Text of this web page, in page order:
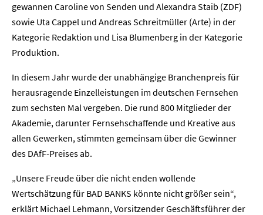
gewannen Caroline von Senden und Alexandra Staib (ZDF)
sowie Uta Cappel und Andreas Schreitmüller (Arte) in der
Kategorie Redaktion und Lisa Blumenberg in der Kategorie
Produktion.
In diesem Jahr wurde der unabhängige Branchenpreis für
herausragende Einzelleistungen im deutschen Fernsehen
zum sechsten Mal vergeben. Die rund 800 Mitglieder der
Akademie, darunter Fernsehschaffende und Kreative aus
allen Gewerken, stimmten gemeinsam über die Gewinner
des DAfF-Preises ab.
„Unsere Freude über die nicht enden wollende
Wertschätzung für BAD BANKS könnte nicht größer sein“,
erklärt Michael Lehmann, Vorsitzender Geschäftsführer der